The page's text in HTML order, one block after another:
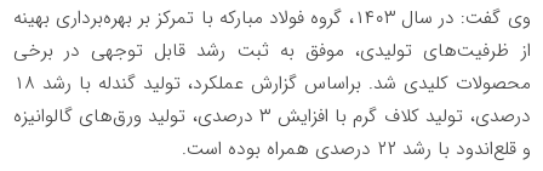
وی گفت: در سال ۱۴۰۳، گروه فولاد مبارکه با تمرکز بر بهره‌برداری بهینه
از ظرفیت‌های تولیدی، موفق به ثبت رشد قابل توجهی در برخی
محصولات کلیدی شد. براساس گزارش عملکرد، تولید گندله با رشد ۱۸
درصدی، تولید کلاف گرم با افزایش ۳ درصدی، تولید ورق‌های گالوانیزه
و قلع‌اندود با رشد ۲۲ درصدی همراه بوده است.